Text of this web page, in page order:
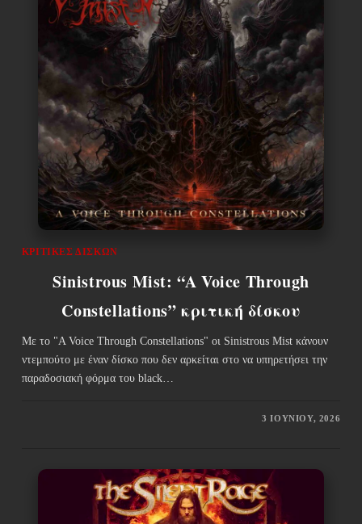
ΚΡΙΤΙΚΈΣ ΔΊΣΚΩΝ
Sinistrous Mist: “A Voice Through
Constellations” κριτική δίσκου
Με το "A Voice Through Constellations" οι Sinistrous Mist κάνουν
ντεμπούτο με έναν δίσκο που δεν αρκείται στο να υπηρετήσει την
παραδοσιακή φόρμα του black…
3 ΙΟΥΝΊΟΥ, 2026